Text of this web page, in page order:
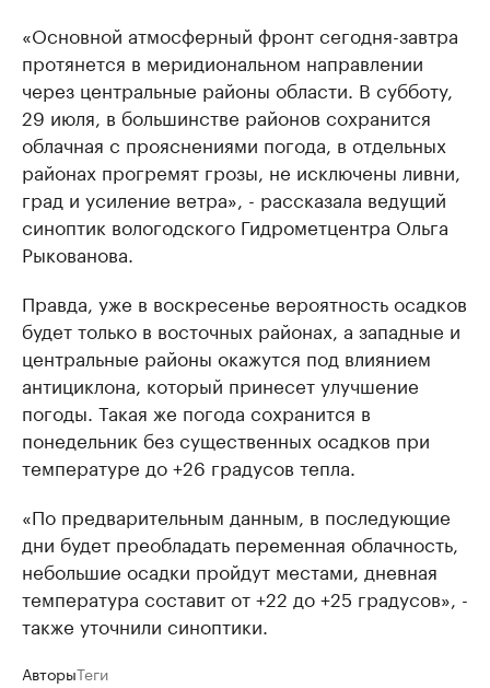
«Основной атмосферный фронт сегодня-завтра
протянется в меридиональном направлении
через центральные районы области. В субботу,
29 июля, в большинстве районов сохранится
облачная с прояснениями погода, в отдельных
районах прогремят грозы, не исключены ливни,
град и усиление ветра», - рассказала ведущий
синоптик вологодского Гидрометцентра Ольга
Рыкованова.
Правда, уже в воскресенье вероятность осадков
будет только в восточных районах, а западные и
центральные районы окажутся под влиянием
антициклона, который принесет улучшение
погоды. Такая же погода сохранится в
понедельник без существенных осадков при
температуре до +26 градусов тепла.
«По предварительным данным, в последующие
дни будет преобладать переменная облачность,
небольшие осадки пройдут местами, дневная
температура составит от +22 до +25 градусов», -
также уточнили синоптики.
АвторыТеги